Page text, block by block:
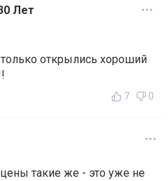
Лет
открылись хороший
7 0
такие же - это уже не